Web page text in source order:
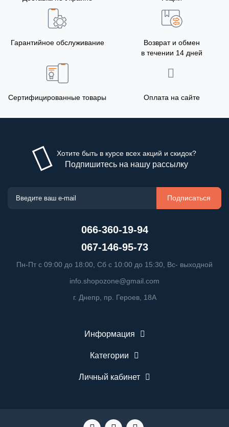
Гарантийное обслуживание
Возврат и обмен
в течении 14 дней
Сертифицированные товары Оплата на сайте
Хотите быть в курсе всех акций и скидок?
Подпишитесь на нашу рассылку
Подписаться
066-360-19-94
067-146-95-73
Пн-Пт с 09:00 до 18:00, Сб с 10:00 до 15:30, Вс- выходной
info.shopozone@gmail.com
г. Днепр, пр. Героев, 18А
Информация
Категории
Личный кабинет